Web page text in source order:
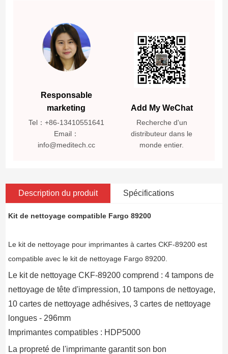
Responsable
marketing
Tel：+86-13410551641
Email：
info@meditech.cc
Add My WeChat
Recherche d'un
distributeur dans le
monde entier.
Description du produit Spécifications
Kit de nettoyage compatible Fargo 89200
Le kit de nettoyage pour imprimantes à cartes CKF-89200 est
compatible avec le kit de nettoyage Fargo 89200.
Le kit de nettoyage CKF-89200 comprend : 4 tampons de
nettoyage de tête d'impression, 10 tampons de nettoyage,
10 cartes de nettoyage adhésives, 3 cartes de nettoyage
longues - 296mm
Imprimantes compatibles : HDP5000
La propreté de l'imprimante garantit son bon